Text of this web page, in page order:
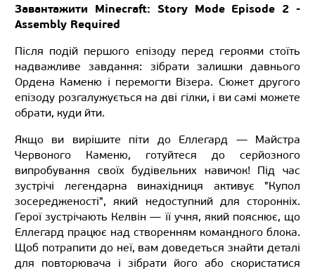
Завантажити Minecraft: Story Mode Episode 2 -
Assembly Required
Після подій першого епізоду перед героями стоїть
надважливе завдання: зібрати залишки давнього
Ордена Каменю і перемогти Візера. Сюжет другого
епізоду розгалужується на дві гілки, і ви самі можете
обрати, куди йти.
Якщо ви вирішите піти до Еллегард — Майстра
Червоного Каменю, готуйтеся до серйозного
випробування своїх будівельних навичок! Під час
зустрічі легендарна винахідниця активує "Купол
зосередженості", який недоступний для сторонніх.
Герої зустрічають Келвін — її учня, який пояснює, що
Еллегард працює над створенням командного блока.
Щоб потрапити до неї, вам доведеться знайти деталі
для повторювача і зібрати його або скористатися